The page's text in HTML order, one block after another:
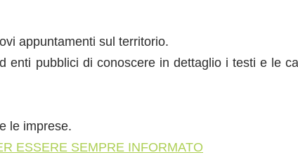
appuntamenti sul territorio.
enti pubblici di conoscere in dettaglio i testi e le
le imprese.
ESSERE SEMPRE INFORMATO